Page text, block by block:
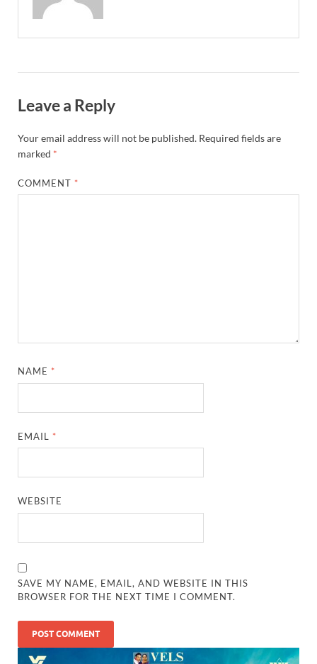
Leave a Reply
Your email address will not be published. Required fields are
marked *
COMMENT *
NAME *
EMAIL *
WEBSITE
SAVE MY NAME, EMAIL, AND WEBSITE IN THIS
BROWSER FOR THE NEXT TIME I COMMENT.